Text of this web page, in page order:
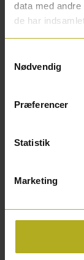
data med
de har
Nødvendig
Præferencer
Statistik
Marketing
Knagerne er
frakker op,
Længde 400
Ø 8mm.